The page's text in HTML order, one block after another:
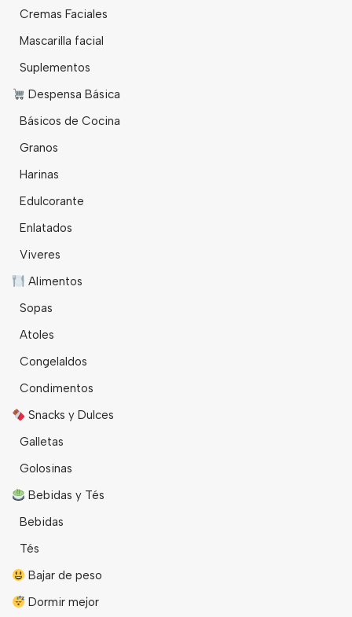
Cremas Faciales
Mascarilla facial
Suplementos
Despensa Básica
Básicos de Cocina
Granos
Harinas
Edulcorante
Enlatados
Viveres
Alimentos
Sopas
Atoles
Congelaldos
Condimentos
Snacks y Dulces
Galletas
Golosinas
Bebidas y Tés
Bebidas
Tés
Bajar de peso
Dormir mejor